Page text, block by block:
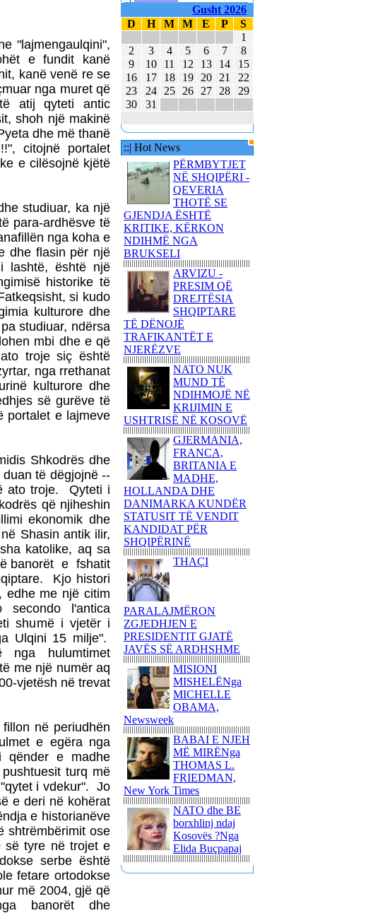
"lajmengaulqini",
e fundit kanë
kanë venë re se
nga muret që
atij qyteti antic
shoh një makinë
dhe më thanë
citojnë portalet
e cilësojnë kjëtë
studiuar, ka një
para-ardhësve të
nga koha e
dhe flasin për një
lashtë, është një
historike të
si kudo
kulturore dhe
studiuar, ndërsa
mbi dhe e që
troje siç është
nga rrethanat
kulturore dhe
së gurëve të
portalet e lajmeve
Shkodrës dhe
të dëgjojnë --
ato troje. Qyteti i
që njiheshin
ekonomik dhe
Shasin antik ilir,
katolike, aq sa
banorët e fshatit
Kjo histori
edhe me një citim
l'antica
shumë i vjetër i
Ulqini 15 milje".
hulumtimet
me një numër aq
vjetësh në trevat
në periudhën
e egëra nga
e madhe
turq më
i vdekur". Jo
e deri në kohërat
e historianëve
shtrëmbërimit ose
së tyre në trojet e
serbe është
fetare ortodokse
më 2004, gjë që
banorët dhe
E MBAJTËN PARA
KUVENDIT KONCERTIN
ME KËNGË PATRIOTIKE
SHQIPTARE
KËNGËTARJA
BRITANIKE E SHTYN
UDHËTIMIN NË
BARCELONA NË
FINALEN EVROPIANE
POLAKËT PO
PËRGATITEN PËR LUFTË
REPUBLIKA E KOSOVËS
DHE REPUBLIKA E
SHQIPËRISË - BASHKË
NË KANË
80 AMERIKANË
KËNDOJNË SOT PARA
KUVENDIT TË
SHQIPËRISË KËNGË
PATRIOTIKE SHQIPTARE
PARULLA DASHURIE
PËR KOSOVËN DHE
SHKRIMTARI
ZEJNULLAH
RRAHMANINga REXHEP
SHAHU
SHQIPTARËT E
BASHKUAR NGRITËN
FLAMURIN KOMBËTAR
NË 'KËMBANËN E
PAQES' NË
ROVERETOFotoreportazh
nga FLORIM ZEQA
VRASJA E POPULLIT
DHE SHTETIT NË EMËR
TË PUSHTETIT!-Apo çfarë
(çka) ndodhi në
Kumanovë...?!Nga AGRON
SHABANI
NJË ITINERAR
TRONDITËS
POETIKShaip Beqiri: Hidra
e mllefit / Hydra des Zorns,
Limmat Verlag, 2014,
ZÃ¼richNga ADEM
GASHI
PAUL GAUGUIN - NJË
UDHËTIM DREJT
VENDEVE
IDILIKEEkspozita e
Fondation Beyeler propozon
një nga ngjarjet kulturore
pikante të vitit 2015
PërkujtimMARIAN TUNAJ
- VEPRIMTAR I SHQUAR
PËR LIRINË DHE
Gusht 2026
D
H M M E P
S
1
2
3 4 5 6 7
8
9
10 11 12 13 14
15
16
17 18 19 20 21
22
23
24 25 26 27 28
29
30
31
::| Hot News
PËRMBYTJET
NË SHQIPËRI -
QEVERIA
THOTË SE
GJENDJA ËSHTË
KRITIKE, KËRKON
NDIHMË NGA
BRUKSELI
ARVIZU -
PRESIM QË
DREJTËSIA
SHQIPTARE
TË DËNOJË
TRAFIKANTËT E
NJERËZVE
NATO NUK
MUND TË
NDIHMOJË NË
KRIJIMIN E
USHTRISË NË KOSOVË
GJERMANIA,
FRANCA,
BRITANIA E
MADHE,
HOLLANDA DHE
DANIMARKA KUNDËR
STATUSIT TË VENDIT
KANDIDAT PËR
SHQIPËRINË
THAÇI
PARALAJMËRON
ZGJEDHJEN E
PRESIDENTIT GJATË
JAVËS SË ARDHSHME
MISIONI
MISHELËNga
MICHELLE
OBAMA,
Newsweek
BABAI E NJEH
MË MIRËNga
THOMAS L.
FRIEDMAN,
New York Times
NATO dhe BE
borxhlinj ndaj
Kosovës ?Nga
Elida Buçpapaj